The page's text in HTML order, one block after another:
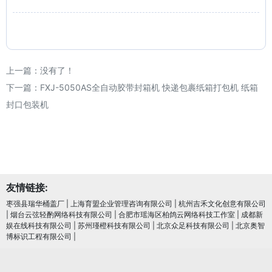
上一篇：没有了！
下一篇： FXJ-5050AS全自动胶带封箱机 快递包裹纸箱打包机 纸箱
封口包装机
友情链接:
枣强县瑞华桶盖厂 上海育盟企业管理咨询有限公司
杭州吉禾文化创意有限公司
烟台云弦轻酌网络科技有限公司 合肥市瑶海区柏鸽云网络科技工作室
成都新
娱在线科技有限公司
苏州瑾橙科技有限公司 北京众足科技有限公司
北京奥智
博标识工程有限公司